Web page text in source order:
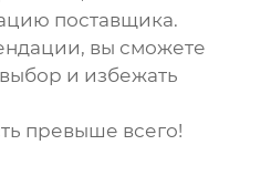
поставщика.
вы сможете
и избежать
превыше всего!